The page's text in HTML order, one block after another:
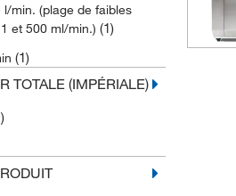
l/min. (plage de faibles
et 500 ml/min.) (1)
(1)
TOTALE (IMPÉRIALE)